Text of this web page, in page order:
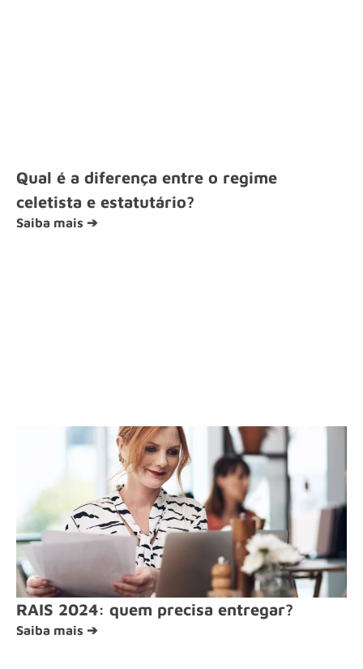
Qual é a diferença entre o regime
celetista e estatutário?
Saiba mais ➔
RAIS 2024: quem precisa entregar?
Saiba mais ➔